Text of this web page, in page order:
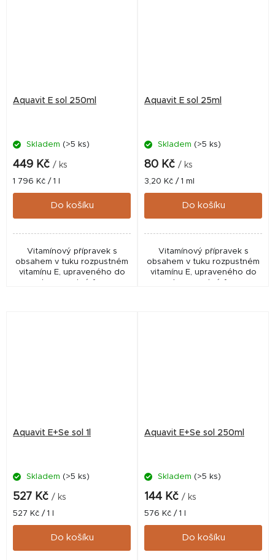
Aquavit E sol 250ml
Skladem (>5 ks)
449 Kč / ks
Měrná
cena:
1 796 Kč / 1 l
Do košíku
Vitamínový přípravek s
obsahem v tuku rozpustném
vitamínu E, upraveného do
vodorozpustné formy.
Aquavit E sol 25ml
Skladem (>5 ks)
80 Kč / ks
Měrná
cena:
3,20 Kč / 1 ml
Do košíku
Vitamínový přípravek s
obsahem v tuku rozpustném
vitamínu E, upraveného do
vodorozpustné formy.
Aquavit E+Se sol 1l
Skladem (>5 ks)
527 Kč / ks
Měrná
cena:
527 Kč / 1 l
Do košíku
Aquavit E+Se sol 250ml
Skladem (>5 ks)
144 Kč / ks
Měrná
cena:
576 Kč / 1 l
Do košíku